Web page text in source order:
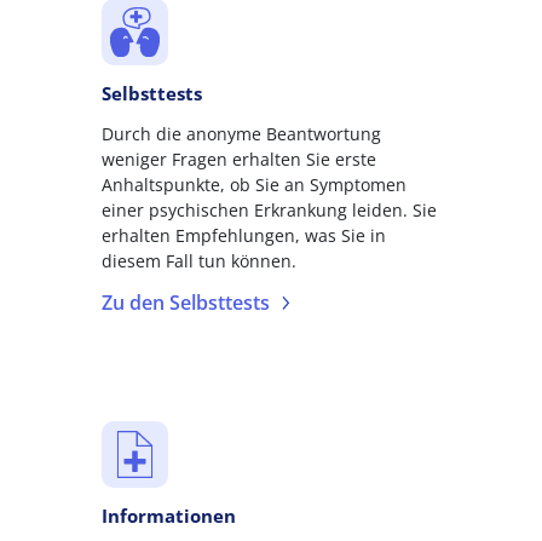
Selbsttests
Durch die anonyme Beantwortung
weniger Fragen erhalten Sie erste
Anhaltspunkte, ob Sie an Symptomen
einer psychischen Erkrankung leiden. Sie
erhalten Empfehlungen, was Sie in
diesem Fall tun können.
Zu den Selbsttests
Informationen